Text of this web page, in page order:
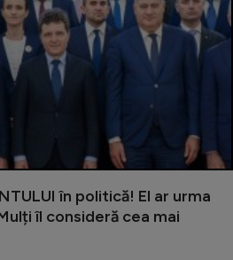
în politică! El ar urma
îl consideră cea mai